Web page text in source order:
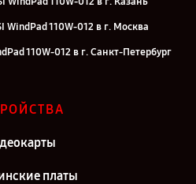
110W-012 в г. Москва
110W-012 в г. Санкт-Петербург
платы